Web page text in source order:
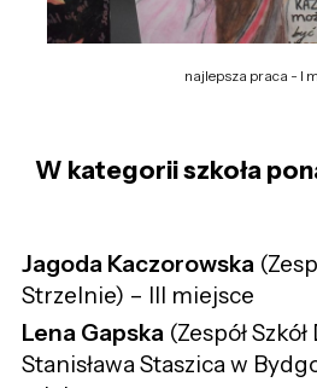
najlepsza praca - I
W kategorii szkoła
Jagoda Kaczorowska
Strzelnie) – III miejsce
Lena Gapska(Zespół
Stanisława Staszica w